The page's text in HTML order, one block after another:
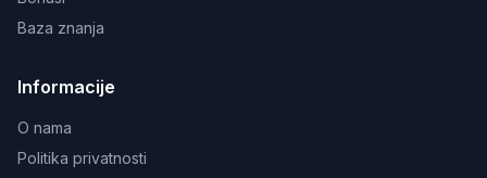
Baza znanja
Informacije
O nama
Politika privatnosti